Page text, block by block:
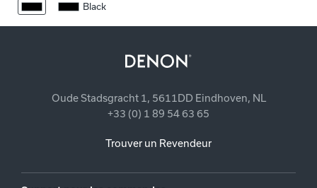
Black
Oude Stadsgracht 1, 5611DD Eindhoven, NL
+33 (0) 1 89 54 63 65
Trouver un Revendeur